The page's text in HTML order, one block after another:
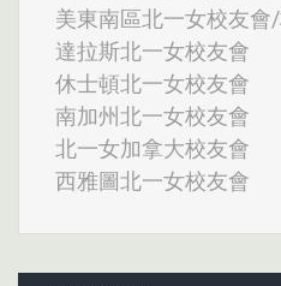
美東南區北一女校友會
達拉斯北一女校友會
休士頓北一女校友會
南加州北一女校友會
北一女加拿大校友會
西雅圖北一女校友會